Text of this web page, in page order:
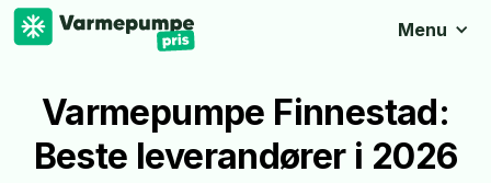
Menu
Varmepumpe Finnestad:
Beste leverandører i 2026